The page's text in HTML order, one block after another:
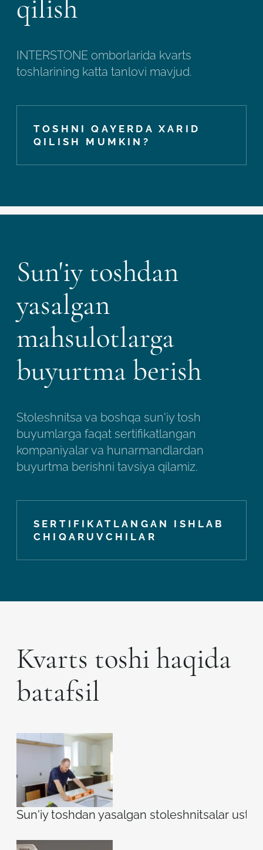
qilish
INTERSTONE omborlarida kvarts
toshlarining katta tanlovi mavjud.
TOSHNI QAYERDA XARID
QILISH MUMKIN?
Sun'iy toshdan
yasalgan
mahsulotlarga
buyurtma berish
Stoleshnitsa va boshqa sun'iy tosh
buyumlarga faqat sertifikatlangan
kompaniyalar va hunarmandlardan
buyurtma berishni tavsiya qilamiz.
SERTIFIKATLANGAN ISHLAB
CHIQARUVCHILAR
Kvarts toshi haqida
batafsil
Sun'iy toshdan yasalgan stoleshnitsalar